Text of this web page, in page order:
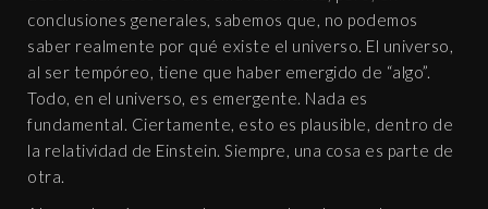
conclusiones generales, sabemos que, no podemos
saber realmente por qué existe el universo. El universo,
al ser tempóreo, tiene que haber emergido de “algo”.
Todo, en el universo, es emergente. Nada es
fundamental. Ciertamente, esto es plausible, dentro de
la relatividad de Einstein. Siempre, una cosa es parte de
otra.